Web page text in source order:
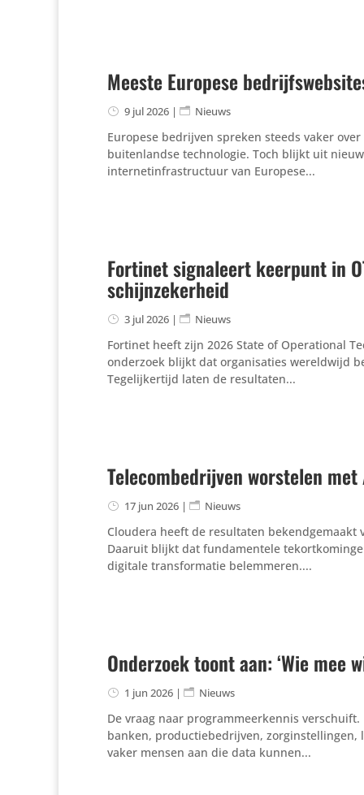
Meeste Europese
9 jul 2026| Nieuws
Europese bedrijven spreken steeds vaker
buitenlandse technologie. Toch blijkt uit
internetinfrastructuur van Europese...
Fortinet signaleert keerpunt in
schijnzekerheid
3 jul 2026| Nieuws
Fortinet heeft zijn 2026 State of Operational
onderzoek blijkt dat organisaties wereldwijd
Tegelijkertijd laten de resultaten...
Telecombedrijven worstelen
17 jun 2026| Nieuws
Cloudera heeft de resultaten bekendgemaakt
Daaruit blijkt dat fundamentele
digitale transformatie belemmeren....
Onderzoek toont aan: ‘Wie mee
1 jun 2026| Nieuws
De vraag naar programmeerkennis
banken, productiebedrijven, zorginstellingen,
vaker mensen aan die data kunnen...